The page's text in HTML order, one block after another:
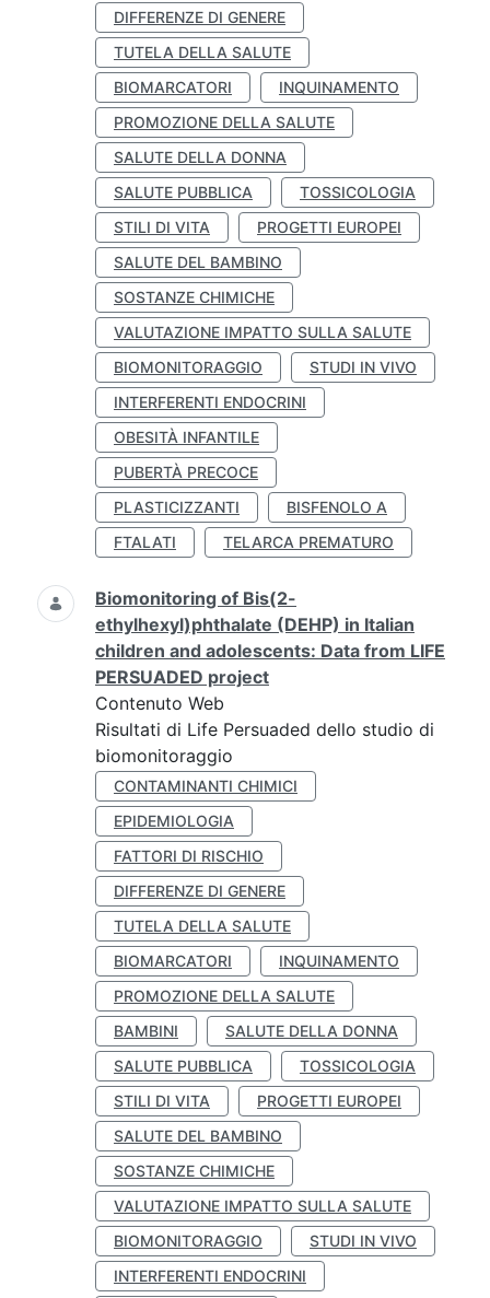
DIFFERENZE DI GENERE
TUTELA DELLA SALUTE
BIOMARCATORI
INQUINAMENTO
PROMOZIONE DELLA SALUTE
SALUTE DELLA DONNA
SALUTE PUBBLICA
TOSSICOLOGIA
STILI DI VITA
PROGETTI EUROPEI
SALUTE DEL BAMBINO
SOSTANZE CHIMICHE
VALUTAZIONE IMPATTO SULLA SALUTE
BIOMONITORAGGIO
STUDI IN VIVO
INTERFERENTI ENDOCRINI
OBESITÀ INFANTILE
PUBERTÀ PRECOCE
PLASTICIZZANTI
BISFENOLO A
FTALATI
TELARCA PREMATURO
Biomonitoring of Bis(2-
ethylhexyl)phthalate (DEHP) in Italian
children and adolescents: Data from LIFE
PERSUADED project
Contenuto Web
Risultati di Life Persuaded dello studio di
biomonitoraggio
CONTAMINANTI CHIMICI
EPIDEMIOLOGIA
FATTORI DI RISCHIO
DIFFERENZE DI GENERE
TUTELA DELLA SALUTE
BIOMARCATORI
INQUINAMENTO
PROMOZIONE DELLA SALUTE
BAMBINI
SALUTE DELLA DONNA
SALUTE PUBBLICA
TOSSICOLOGIA
STILI DI VITA
PROGETTI EUROPEI
SALUTE DEL BAMBINO
SOSTANZE CHIMICHE
VALUTAZIONE IMPATTO SULLA SALUTE
BIOMONITORAGGIO
STUDI IN VIVO
INTERFERENTI ENDOCRINI